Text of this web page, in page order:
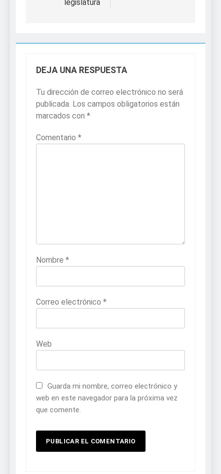
legislatura
DEJA UNA RESPUESTA
Tu dirección de correo electrónico no será
publicada. Los campos obligatorios están
marcados con *
Comentario *
Nombre *
Correo electrónico *
Web
Guarda mi nombre, correo electrónico y
web en este navegador para la próxima vez
que comente.